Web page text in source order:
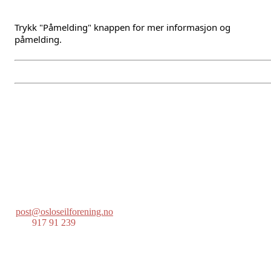
Trykk "Påmelding" knappen for mer informasjon og
påmelding.
post@osloseilforening.no
917 91 239